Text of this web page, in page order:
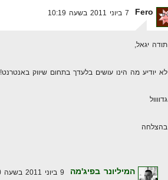
Fero
תודה יגאל,
לא יודיע מה הינו עושים בלעדך בתחום שיווק באנטרנט!
גדוווול
בהצלחה
המיליונר בפיג'מה